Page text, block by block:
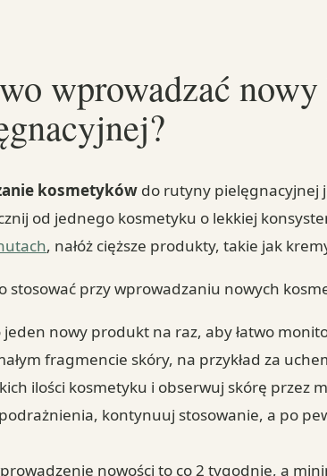
wprowadzać
kosmetyków do rutyny pielęgnacyjnej
od jednego kosmetyku o lekkiej
, nałóż cięższe produkty, takie jak
stosować przy wprowadzaniu nowych
nowy produkt na raz, aby łatwo
fragmencie skóry, na przykład za
ilości kosmetyku i obserwuj skórę przez
kontynuuj stosowanie, a po
nowości to co 2 tygodnie, a